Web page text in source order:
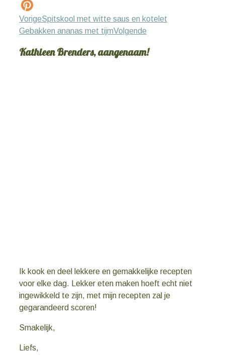
Email
Pinterest
VorigeSpitskool met witte saus en kotelet
Gebakken ananas met tijmVolgende
Kathleen Brenders, aangenaam!
Ik kook en deel lekkere en gemakkelijke recepten
voor elke dag. Lekker eten maken hoeft echt niet
ingewikkeld te zijn, met mijn recepten zal je
gegarandeerd scoren!
Smakelijk,
Liefs,